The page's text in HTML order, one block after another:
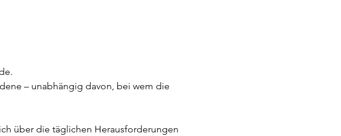
– unabhängig davon, bei wem die
über die täglichen Herausforderungen